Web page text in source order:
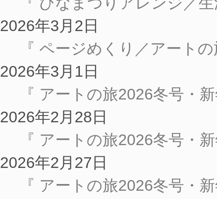
2026年3月2日
『 ページめくり／アート
2026年3月1日
『 アートの旅2026冬号・
2026年2月28日
『 アートの旅2026冬号・
2026年2月27日
『 アートの旅2026冬号・